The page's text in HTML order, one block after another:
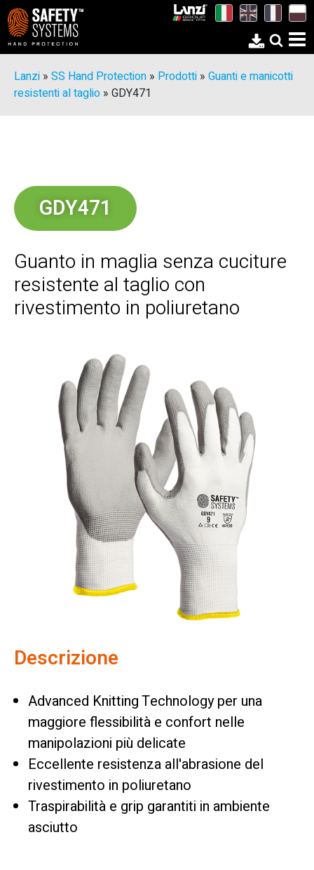
Lanzi » SS Hand Protection » Prodotti » Guanti e manicotti
resistenti al taglio » GDY471
GDY471
Guanto in maglia senza cuciture
resistente al taglio con
rivestimento in poliuretano
Descrizione
Advanced Knitting Technology per una
maggiore flessibilità e confort nelle
manipolazioni più delicate
Eccellente resistenza all'abrasione del
rivestimento in poliuretano
Traspirabilità e grip garantiti in ambiente
asciutto